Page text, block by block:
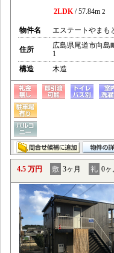
2LDK/ 57.84m 2
物件名 エステートやまも
住所
広島県尾道市向島
1
構造
木造
4.5 万円 敷 3ヶ月 礼 0ヶ